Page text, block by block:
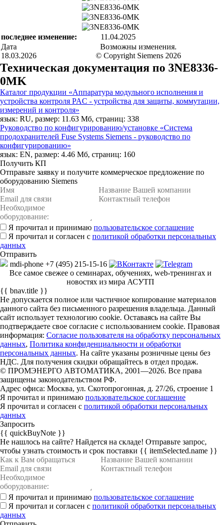
последнее изменение:
11.04.2025
Дата
18.03.2026
Возможны изменения.
© Copyright Siemens 2026
Техническая документация по 3NE8336-
0MK
Каталог продукции «Аппаратура модульного исполнения и
устройства контроля PAC - устройства для защиты, коммутации,
измерений и контроля»
язык: RU, размер: 11.63 Мб, страниц: 338
Руководство по конфигурированию/установке «Система
продохранителей Fuse Systems Siemens - руководство по
конфигурированию»
язык: EN, размер: 4.46 Мб, страниц: 160
Получить КП
Отправьте заявку и получите коммерческое предложение по
оборудованию Siemens
Я прочитал и принимаю пользовательское соглашение
Я прочитал и согласен с политикой обработки персональных
данных
mdi-phone +7 (495) 215-15-16
Все самое свежее о семинарах, обучениях, web-тренингах и
новостях из мира АСУТП
{{ bnav.title }}
Не допускается полное или частичное копирование материалов
данного сайта без письменного разрешения владельца. Данный
сайт использует технологию cookie. Оставаясь на сайте Вы
подтверждаете свое согласие с использованием cookie. Правовая
информация: Согласие пользователя на обработку персональных
данных, Политика конфиденциальности и обработки
персональных данных. На сайте указаны розничные цены без
НДС. Для получения скидки обращайтесь в отдел продаж.
© ПРОМЭНЕРГО АВТОМАТИКА, 2001—2026. Все права
защищены законодательством РФ.
Адрес офиса: Москва, ул. Скотопрогонная, д. 27/26, строение 1
Я прочитал и принимаю пользовательское соглашение
Я прочитал и согласен с политикой обработки персональных
данных
Запросить
{{ quickBuyNote }}
Не нашлось на сайте? Найдется на складе! Отправьте запрос,
чтобы узнать стоимость и срок поставки {{ itemSelected.name }}
Я прочитал и принимаю пользовательское соглашение
Я прочитал и согласен с политикой обработки персональных
данных